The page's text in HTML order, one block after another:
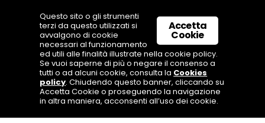
Accetta
Cookie
Questo sito o gli strumenti
terzi da questo utilizzati si
avvalgono di cookie
necessari al funzionamento
ed utili alle finalità illustrate nella cookie policy.
Se vuoi saperne di più o negare il consenso a
tutti o ad alcuni cookie, consulta la Cookies
policy. Chiudendo questo banner, cliccando su
Accetta Cookie o proseguendo la navigazione
in altra maniera, acconsenti all’uso dei cookie.